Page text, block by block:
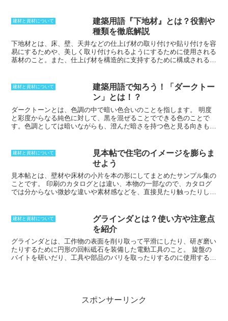
ガラスと金属の間に空気の層ができる。
この空気の層が、ガラスに歪みを生じさ
せないようにする。成型されたガラス
は、冷却されて固められる。フロート板
ガラスの製造方法は、単純なように見え
るが、実際には非常に繊細なプロセスで
のフロート板ガラスを製造することはで
きない。
建材と資材について
建築用語『下地材』とは？役割や
種類を徹底解説
下地材とは、床、壁、天井などの仕上げ材の取り付けや貼り付けを容
易にするためや、美しく取り付けられるようにするために使用される
基材のこと。また、仕上げ材を構造的に支持するために構成される部
「プラスターボード」、もしくは「石膏ボード」、薄く切ったベニヤ
を互い違いに重ねて熱厚接着した木質ボードの「合板」や「断熱材」
などが下地材に当たる。また、下地材は、使用場所に合わせて、遮音
性が高い物、断熱性に優れている物、透湿性が高い物など様々な種類
が存在する。
建材と資材について
建築用語で知ろう！「ダークトー
ン」とは！？
ダークトーンとは、色調の中で暗い色合いのことを指します。
明度
と彩度からなる純色に対して、黒を混ぜることでできる色のことで
す。色調としては暗いながらも、澄んだ暗さを持つ色と見る向きもあ
にも、このダークトーンがしばしば使われます。ダークトーンを用い
ることで重厚感も演出できるので、インテリアの落ち着いた空間を作
り出す際にも利用されています。ただし、エクステリアにダークトー
ンを取り入れる場合は、メリハリが弱まってしまう面があります。そ
のため、ホワイトなどを組み合わせて、はっきりとした印象を与える
ことで、スタイリッシュな仕上がりにすることができると言われてい
がりになることが多いです。
建材と資材について
見本帖で住宅のイメージを膨らま
せよう
見本帖とは、壁材や床材の小片を本の形にしてまとめたサンプル集の
ことです。
印刷のカタログとは違い、本物の一部なので、カタログ
では分からない微妙な違いや素材感などを、直接見たり触ったりして
つかみにくいときは、大きめの物を集めた見本帖もあります。インテ
リアから仕上げ材、塗料用まで、様々な種類があり、どの空間にどの
ような素材が使われているかが分かりやすいのです。
建材と資材について
グラインダとは？使い方や注意点
を紹介
グラインダとは、工作物の表面を削り取って平滑にしたり、研ぎ磨い
たりするために円形の回転砥石を装備した電動工具のこと。
旋盤の
バイトを研いだり、工具や部品のバリを取ったりするのに使用する。
しないのが望ましい。小さい部品を削る場合は、部品が巻き込まれて
飛ぶことがある。合金、銅合金、アルミニウムなどは砥石が詰まるた
スポンサーリンク